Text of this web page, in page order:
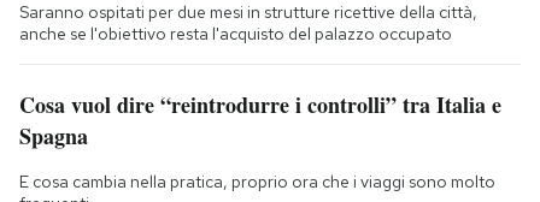
Saranno ospitati per due mesi in strutture ricettive della città,
anche se l'obiettivo resta l'acquisto del palazzo occupato
Cosa vuol dire “reintrodurre i controlli” tra Italia e
Spagna
E cosa cambia nella pratica, proprio ora che i viaggi sono molto